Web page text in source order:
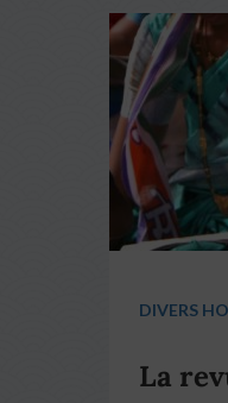
DIVERS
La